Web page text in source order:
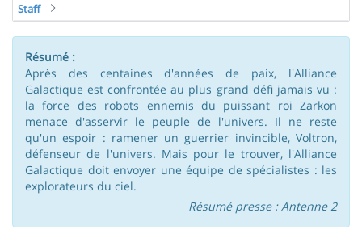
Staff
Résumé :
Après des centaines d'années de paix, l'Alliance
Galactique est confrontée au plus grand défi jamais vu :
la force des robots ennemis du puissant roi Zarkon
menace d'asservir le peuple de l'univers. Il ne reste
qu'un espoir : ramener un guerrier invincible, Voltron,
défenseur de l'univers. Mais pour le trouver, l'Alliance
Galactique doit envoyer une équipe de spécialistes : les
explorateurs du ciel.
Résumé presse : Antenne 2